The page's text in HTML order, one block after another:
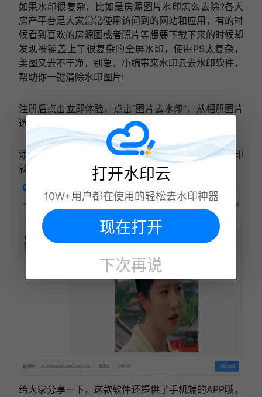
如果水印很复杂，比如是房源图片水印怎么去除?各大
房产平台是大家常常使用访问到的网站和应用，有的时
候看到喜欢的房源图或者照片等想要下载下来的时候却
发现被铺盖上了很复杂的全屏水印，使用PS太复杂，
美图又去不干净，别急，小编带来水印云去水印软件，
帮助你一键清除水印图片!
注册后点击立即体验，点击“图片去水印”，从相册图片
选择要想去除水印的照片，点击确定;
涂抹水印区域，涂抹完成后点击开始去水印按钮，水印
就轻松无痕去除了！
给大家分享一下，这款软件还提供了手机端的APP哦，
打开水印云
10W+用户都在使用的轻松去水印神器
现在打开
下次再说